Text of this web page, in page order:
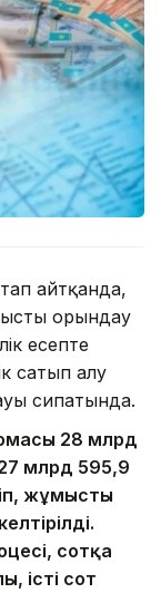
айтқанда,
орындау
есепте
сатып алу
сипатында.
28 млрд
млрд 595,9
жұмысты
сотқа
істі сот